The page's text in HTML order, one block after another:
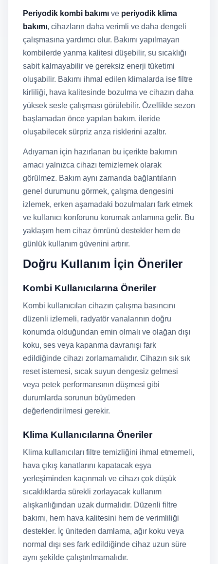
Periyodik kombi bakımı ve periyodik klima
bakımı, cihazların daha verimli ve daha dengeli
çalışmasına yardımcı olur. Bakımı yapılmayan
kombilerde yanma kalitesi düşebilir, su sıcaklığı
sabit kalmayabilir ve gereksiz enerji tüketimi
oluşabilir. Bakımı ihmal edilen klimalarda ise filtre
kirliliği, hava kalitesinde bozulma ve cihazın daha
yüksek sesle çalışması görülebilir. Özellikle sezon
başlamadan önce yapılan bakım, ileride
oluşabilecek sürpriz arıza risklerini azaltır.
Adıyaman için hazırlanan bu içerikte bakımın
amacı yalnızca cihazı temizlemek olarak
görülmez. Bakım aynı zamanda bağlantıların
genel durumunu görmek, çalışma dengesini
izlemek, erken aşamadaki bozulmaları fark etmek
ve kullanıcı konforunu korumak anlamına gelir. Bu
yaklaşım hem cihaz ömrünü destekler hem de
günlük kullanım güvenini artırır.
Doğru Kullanım İçin Öneriler
Kombi Kullanıcılarına Öneriler
Kombi kullanıcıları cihazın çalışma basıncını
düzenli izlemeli, radyatör vanalarının doğru
konumda olduğundan emin olmalı ve olağan dışı
koku, ses veya kapanma davranışı fark
edildiğinde cihazı zorlamamalıdır. Cihazın sık sık
reset istemesi, sıcak suyun dengesiz gelmesi
veya petek performansının düşmesi gibi
durumlarda sorunun büyümeden
değerlendirilmesi gerekir.
Klima Kullanıcılarına Öneriler
Klima kullanıcıları filtre temizliğini ihmal etmemeli,
hava çıkış kanatlarını kapatacak eşya
yerleşiminden kaçınmalı ve cihazı çok düşük
sıcaklıklarda sürekli zorlayacak kullanım
alışkanlığından uzak durmalıdır. Düzenli filtre
bakımı, hem hava kalitesini hem de verimliliği
destekler. İç üniteden damlama, ağır koku veya
normal dışı ses fark edildiğinde cihaz uzun süre
aynı şekilde çalıştırılmamalıdır.